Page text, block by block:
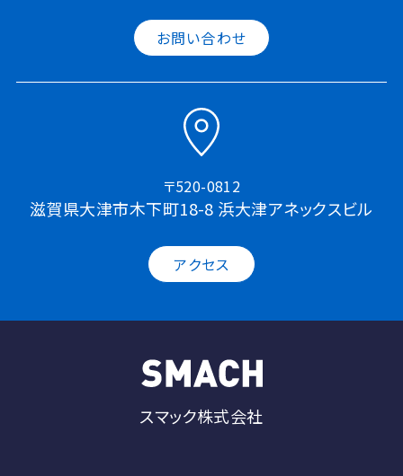
お問い合わせ
〒520-0812
滋賀県大津市木下町18-8 浜大津アネックスビル
アクセス
スマック株式会社